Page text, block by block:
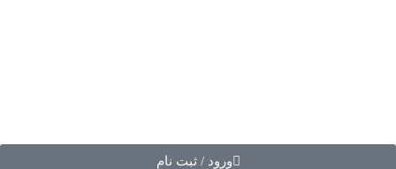
ورود / ثبت نام